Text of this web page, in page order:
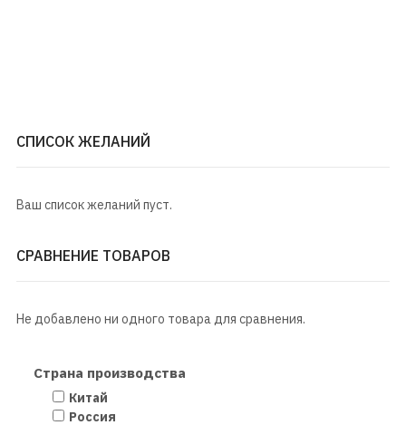
СПИСОК ЖЕЛАНИЙ
Ваш список желаний пуст.
СРАВНЕНИЕ ТОВАРОВ
Не добавлено ни одного товара для сравнения.
Страна производства
Китай
Россия